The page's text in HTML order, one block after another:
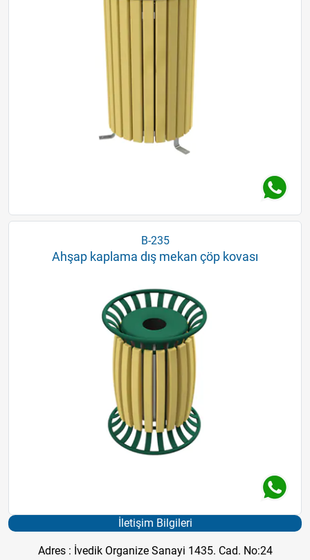
B-235
Ahşap kaplama dış mekan çöp kovası
İletişim Bilgileri
Adres : İvedik Organize Sanayi 1435. Cad. No:24